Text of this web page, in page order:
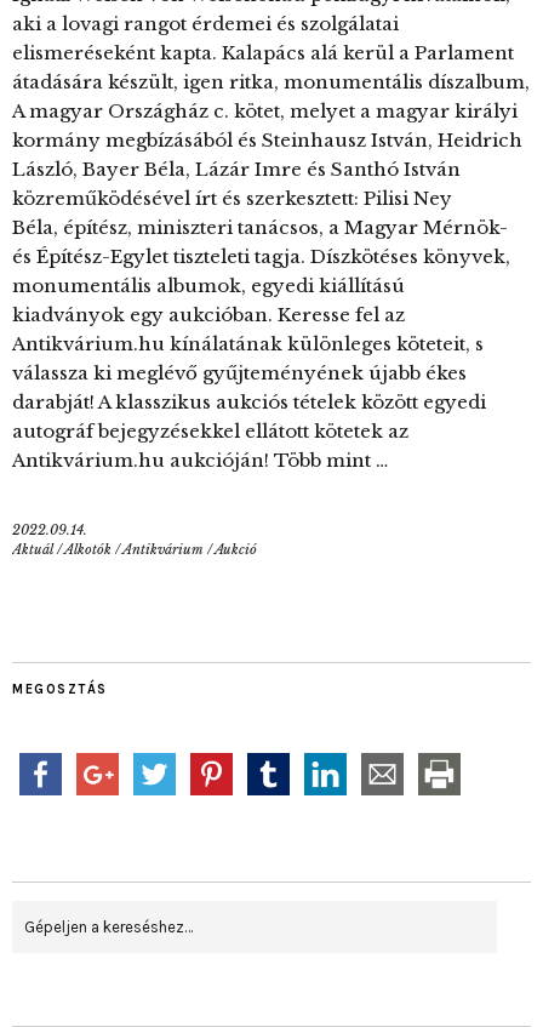
aki a lovagi rangot érdemei és szolgálatai
elismeréseként kapta. Kalapács alá kerül a Parlament
átadására készült, igen ritka, monumentális díszalbum,
A magyar Országház c. kötet, melyet a magyar királyi
kormány megbízásából és Steinhausz István, Heidrich
László, Bayer Béla, Lázár Imre és Santhó István
közreműködésével írt és szerkesztett: Pilisi Ney
Béla, építész, miniszteri tanácsos, a Magyar Mérnök-
és Építész-Egylet tiszteleti tagja. Díszkötéses könyvek,
monumentális albumok, egyedi kiállítású
kiadványok egy aukcióban. Keresse fel az
Antikvárium.hu kínálatának különleges köteteit, s
válassza ki meglévő gyűjteményének újabb ékes
darabját! A klasszikus aukciós tételek között egyedi
autográf bejegyzésekkel ellátott kötetek az
Antikvárium.hu aukcióján! Több mint …
2022.09.14.
Aktuál/Alkotók /Antikvárium /Aukció
MEGOSZTÁS